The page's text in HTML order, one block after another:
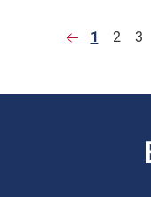
1 2 3